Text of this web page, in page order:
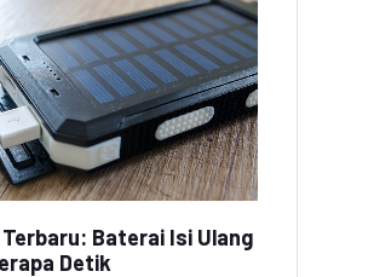
Baterai Isi Ulang
Detik